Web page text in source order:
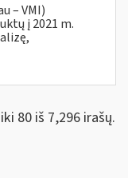
– VMI)
į 2021 m.
80 iš 7,296 irašų.